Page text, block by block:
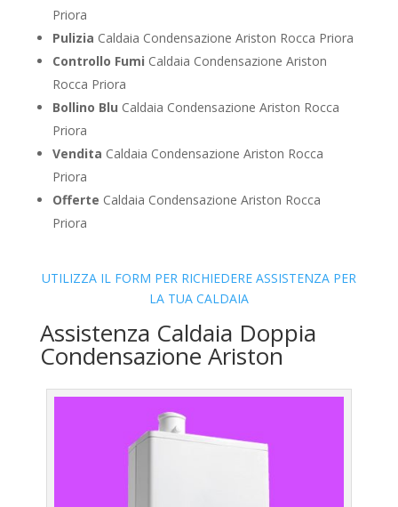
Priora
Pulizia Caldaia Condensazione Ariston Rocca Priora
Controllo Fumi Caldaia Condensazione Ariston
Rocca Priora
Bollino Blu Caldaia Condensazione Ariston Rocca
Priora
Vendita Caldaia Condensazione Ariston Rocca
Priora
Offerte Caldaia Condensazione Ariston Rocca
Priora
UTILIZZA IL FORM PER RICHIEDERE ASSISTENZA PER
LA TUA CALDAIA
Assistenza Caldaia Doppia
Condensazione Ariston